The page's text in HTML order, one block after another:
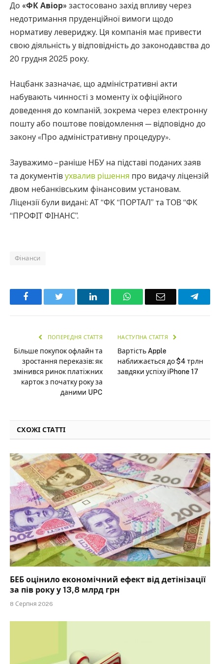
До «ФК Авіор» застосовано захід впливу через
недотримання пруденційної вимоги щодо
нормативу левериджу. Ця компанія має привести
свою діяльність у відповідність до законодавства до
20 грудня 2025 року.
Нацбанк зазначає, що адміністративні акти
набувають чинності з моменту їх офіційного
доведення до компаній, зокрема через електронну
пошту або поштове повідомлення — відповідно до
закону «Про адміністративну процедуру».
Зауважимо – раніше НБУ на підставі поданих заяв
та документів ухвалив рішення про видачу ліцензій
двом небанківським фінансовим установам.
Ліцензії були видані: АТ “ФК “ПОРТАЛ” та ТОВ “ФК
“ПРОФІТ ФІНАНС”.
Фінанси
Facebook LinkedInWhatsAppEmail
ПОПЕРЕДНЯ СТАТТЯ
Більше покупок офлайн та
зростання переказів: як
змінився ринок платіжних
карток з початку року за
даними UPC
НАСТУПНА СТАТТЯ
Вартість Apple
наближається до $4 трлн
завдяки успіху iPhone 17
СХОЖІ СТАТТІ
БЕБ оцінило економічний ефект від детінізації
за пів року у 13,8 млрд грн
8 Серпня 2026